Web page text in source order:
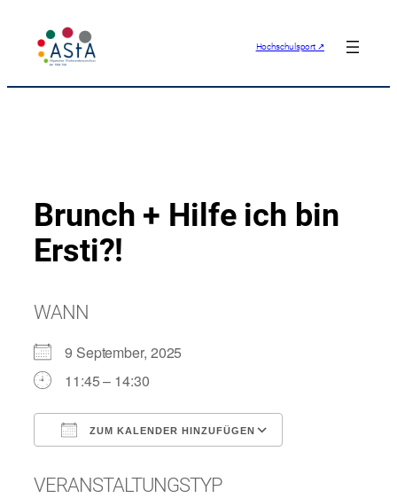
Inhalt
springen
Hochschulsport ↗
Brunch + Hilfe ich bin
Ersti?!
WANN
9 September, 2025
11:45 – 14:30
ZUM KALENDER HINZUFÜGEN
VERANSTALTUNGSTYP